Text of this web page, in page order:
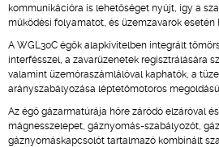
kommunikációra is lehetőséget nyújt, így a
működési folyamatot, és üzemzavarok esetén
A WGL30C égők alapkivitelben integrált
interfésszel, a zavarüzenetek regisztrálására
valamint üzemóraszámlálóval kaphatók, a
arányszabályozása léptetőmotoros megoldású.
Az égő gázarmatúrája hőre záródó elzáróval
mágnesszelepet, gáznyomás-szabályozót,
gáznyomáskapcsolót tartalmazó kombinált